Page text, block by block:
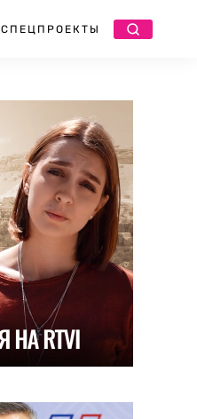
СПЕЦПРОЕКТЫ